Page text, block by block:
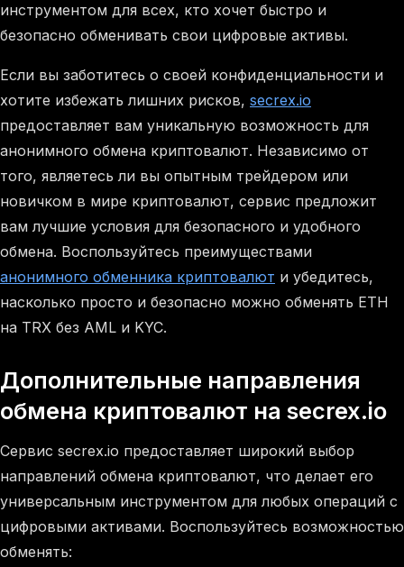
инструментом для всех, кто хочет быстро и
безопасно обменивать свои цифровые активы.
Если вы заботитесь о своей конфиденциальности и
хотите избежать лишних рисков, secrex.io
предоставляет вам уникальную возможность для
анонимного обмена криптовалют. Независимо от
того, являетесь ли вы опытным трейдером или
новичком в мире криптовалют, сервис предложит
вам лучшие условия для безопасного и удобного
обмена. Воспользуйтесь преимуществами
анонимного обменника криптовалют и убедитесь,
насколько просто и безопасно можно обменять ETH
на TRX без AML и KYC.
Дополнительные направления
обмена криптовалют на secrex.io
Сервис secrex.io предоставляет широкий выбор
направлений обмена криптовалют, что делает его
универсальным инструментом для любых операций с
цифровыми активами. Воспользуйтесь возможностью
обменять: